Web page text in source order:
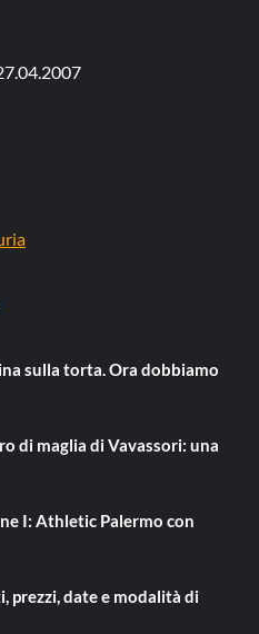
sulla torta. Ora dobbiamo
di maglia di Vavassori: una
I: Athletic Palermo con
prezzi, date e modalità di